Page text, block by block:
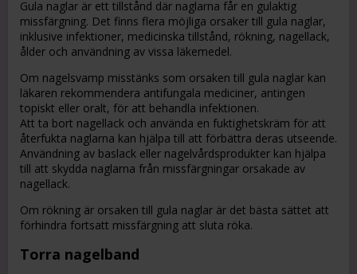
Gula naglar är ett tillstånd där naglarna får en gulaktig
missfärgning. Det finns flera möjliga orsaker till gula naglar,
inklusive infektioner, medicinska tillstånd, rökning, nagellack,
ålder och användning av vissa läkemedel.
Om nagelsvamp misstänks som orsaken till gula naglar kan
läkaren rekommendera antifungala mediciner, antingen
topiskt eller oralt, för att behandla infektionen.
Att ta bort nagellack och använda en fuktighetskräm för att
återfukta naglarna kan hjälpa till att förbättra deras utseende.
Användning av baslack eller nagelvårdsprodukter kan hjälpa
till att skydda naglarna från missfärgningar orsakade av
nagellack.
Om rökning är orsaken till gula naglar är det bästa sättet att
förhindra fortsatt missfärgning att sluta röka.
Torra nagelband